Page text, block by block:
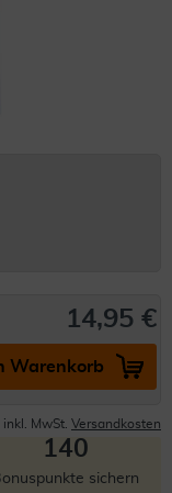
14,95 €
Warenkorb
MwSt. Versandkosten
140
sichern